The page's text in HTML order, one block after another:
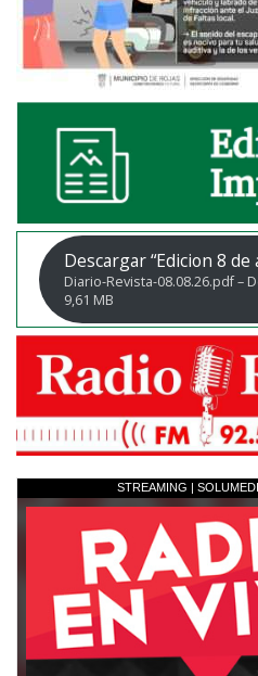
Descargar “Edicion 8 de
Diario-Revista-08.08.26.pdf –
9,61 MB